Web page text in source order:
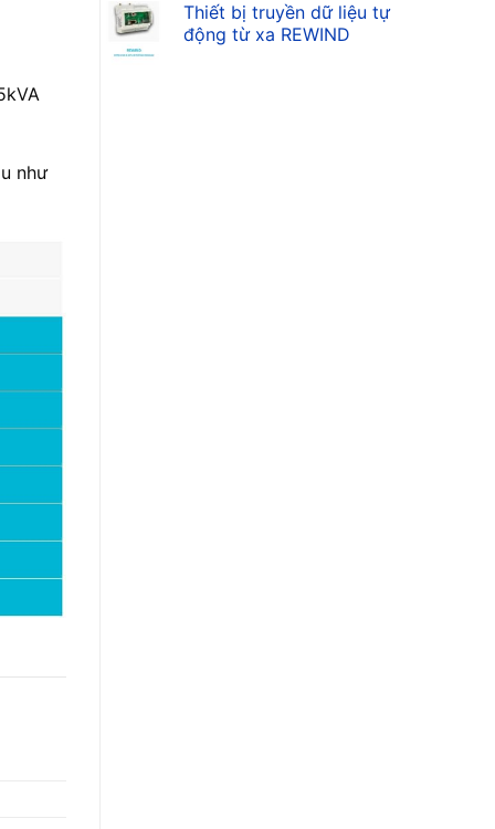
Thiết bị truyền dữ liệu tự
động từ xa REWIND
như